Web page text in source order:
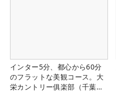
インター5分、都心から60分
のフラットな美観コース。大
栄カントリー俱楽部（千葉